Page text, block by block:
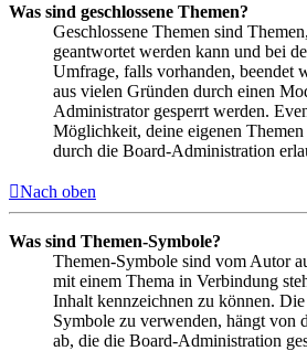
Was sind geschlossene Themen?
Geschlossene Themen sind
geantwortet werden kann und bei
Umfrage, falls vorhanden, beendet
aus vielen Gründen durch einen
Administrator gesperrt werden.
Möglichkeit, deine eigenen
durch die Board-Administration
Nach oben
Was sind Themen-Symbole?
Themen-Symbole sind vom Autor
mit einem Thema in Verbindung
Inhalt kennzeichnen zu können.
Symbole zu verwenden, hängt von
ab, die die Board-Administration